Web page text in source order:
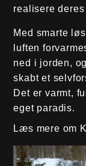
realisere
Med smarte
luften
ned i jorden,
skabt et
Det er varmt,
eget paradis.
Læs mere om